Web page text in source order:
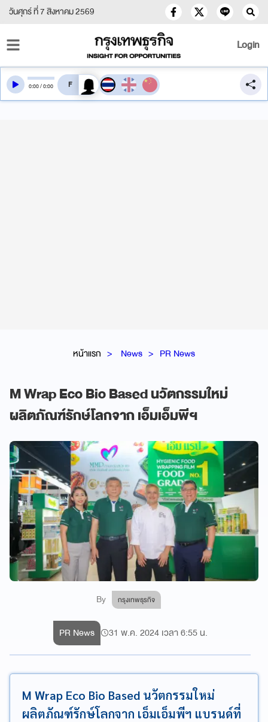
วันศุกร์ ที่ 7 สิงหาคม 2569
Login
หน้าแรก News PR News
M Wrap Eco Bio Based นวัตกรรมใหม่
ผลิตภัณฑ์รักษ์โลกจาก เอ็มเอ็มพีฯ
By กรุงเทพธุรกิจ
0:00/0:00 สลับเสียงอ่าน
PR News 31 พ.ค. 2024 เวลา 6:55 น.
M Wrap Eco Bio Based นวัตกรรมใหม่
ผลิตภัณฑ์รักษ์โลกจาก เอ็มเอ็มพีฯ แบรนด์ที่